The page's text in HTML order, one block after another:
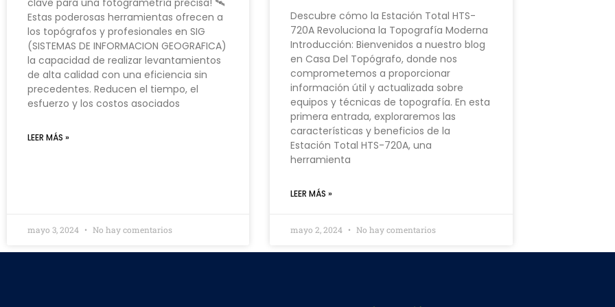
clave para una fotogrametría precisa! 🛰️
Estas poderosas herramientas ofrecen a
los topógrafos y profesionales en SIG
(SISTEMAS DE INFORMACION GEOGRAFICA)
la capacidad de realizar levantamientos
de alta calidad con una eficiencia sin
precedentes. Reducen el tiempo, el
esfuerzo y los costos asociados
LEER MÁS »
mayo 3, 2024 No hay comentarios
Descubre cómo la Estación Total HTS-
720A Revoluciona la Topografía Moderna
Introducción: Bienvenidos a nuestro blog
en Casa Del Topógrafo, donde nos
comprometemos a proporcionar
información útil y actualizada sobre
equipos y técnicas de topografía. En esta
primera entrada, exploraremos las
características y beneficios de la
Estación Total HTS-720A, una
herramienta
LEER MÁS »
mayo 2, 2024 No hay comentarios